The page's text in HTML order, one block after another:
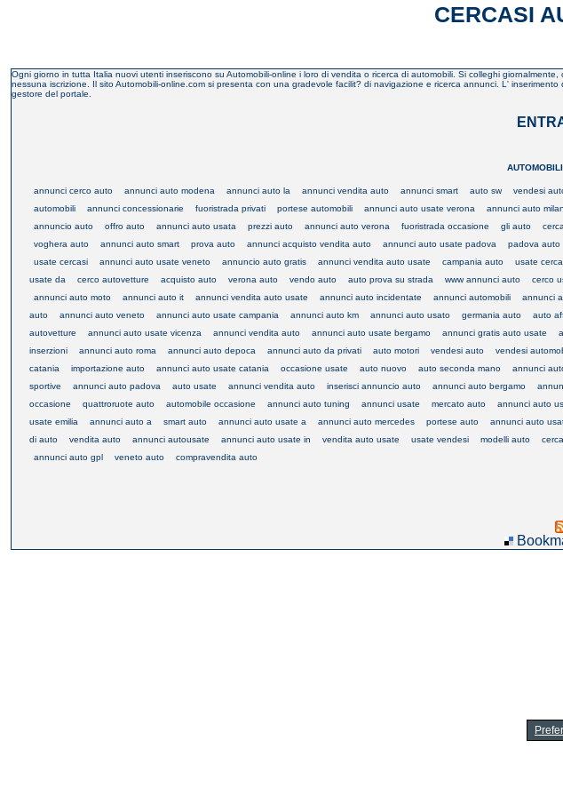
CERCASI
Ogni giorno in tutta Italia nuovi utenti inseriscono su Automobili-online i loro di vendita o ricerca di automobili. Si colleghi
nessuna iscrizione. Il sito Automobili-online.com si presenta con una gradevole facilit? di navigazione e ricerca annunci. L'
gestore del portale.
annunci cerco auto annunci auto modena annunci auto la annunci vendita auto annunci smart auto sw vendesi
automobili
annunci concessionarie fuoristrada privati portese automobili annunci auto usate verona annunci auto
annuncio auto
offro auto annunci auto usata prezzi auto annunci auto verona fuoristrada occasione gli auto
voghera auto
annunci auto smart prova auto annunci acquisto vendita auto annunci auto usate padova padova auto
usate cercasi
annunci auto usate veneto annuncio auto gratis annunci vendita auto usate campania auto usate cerca
usate da
cerco autovetture acquisto auto verona auto vendo auto auto prova su strada www annunci auto cerco
annunci auto moto
annunci auto it annunci vendita auto usate annunci auto incidentate annunci automobili annunci
auto
annunci auto veneto annunci auto usate campania annunci auto km annunci auto usato germania auto auto
autovetture
annunci auto usate vicenza annunci vendita auto annunci auto usate bergamo annunci gratis auto usate
inserzioni
annunci auto roma annunci auto depoca annunci auto da privati auto motori vendesi auto vendesi
catania
importazione auto annunci auto usate catania occasione usate auto nuovo auto seconda mano annunci
sportive
annunci auto padova auto usate annunci vendita auto inserisci annuncio auto annunci auto bergamo
occasione
quattroruote auto automobile occasione annunci auto tuning annunci usate mercato auto annunci auto
usate emilia
annunci auto a smart auto annunci auto usate a annunci auto mercedes portese auto annunci auto
di auto
vendita auto annunci autousate annunci auto usate in vendita auto usate usate vendesi modelli auto
annunci auto gpl
veneto auto compravendita auto